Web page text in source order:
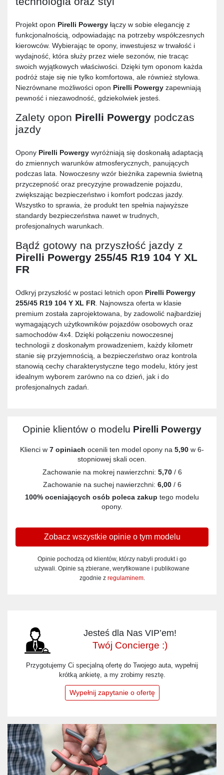
Projekt opon Pirelli Powergy łączy w sobie elegancję z
funkcjonalnością, odpowiadając na potrzeby współczesnych
kierowców. Wybierając te opony, inwestujesz w trwałość i
wydajność, która służy przez wiele sezonów, nie tracąc
swoich wyjątkowych właściwości. Dzięki tym oponom każda
podróż staje się nie tylko komfortowa, ale również stylowa.
Niezrównane możliwości opon Pirelli Powergy zapewniają
pewność i niezawodność, gdziekolwiek jesteś.
Zalety opon Pirelli Powergy podczas
jazdy
Opony Pirelli Powergy wyróżniają się doskonałą adaptacją
do zmiennych warunków atmosferycznych, panujących
podczas lata. Nowoczesny wzór bieżnika zapewnia świetną
przyczepność oraz precyzyjne prowadzenie pojazdu,
zwiększając bezpieczeństwo i komfort podczas jazdy.
Wszystko to sprawia, że produkt ten spełnia najwyższe
standardy bezpieczeństwa nawet w trudnych,
profesjonalnych warunkach.
Bądź gotowy na przyszłość jazdy z
Pirelli Powergy 255/45 R19 104 Y XL
FR
Odkryj przyszłość w postaci letnich opon Pirelli Powergy
255/45 R19 104 Y XL FR . Najnowsza oferta w klasie
premium została zaprojektowana, by zadowolić najbardziej
wymagających użytkowników pojazdów osobowych oraz
samochodów 4x4. Dzięki połączeniu nowoczesnej
technologii z doskonałym prowadzeniem, każdy kilometr
stanie się przyjemnością, a bezpieczeństwo oraz kontrola
stanowią cechy charakterystyczne tego modelu, który jest
idealnym wyborem zarówno na co dzień, jak i do
profesjonalnych zadań.
Opinie klientów o modelu Pirelli Powergy
Klienci w 7 opiniach ocenili ten model opony na 5,90 w 6-
stopniowej skali ocen.
Zachowanie na mokrej nawierzchni: 5,70/ 6
Zachowanie na suchej nawierzchni: 6,00/ 6
100% oceniających osób poleca zakup tego modelu
opony.
Zobacz wszystkie opinie o tym modelu
Opinie pochodzą od klientów, którzy nabyli produkt i go
używali. Opinie są zbierane, weryfikowane i publikowane
zgodnie z regulaminem.
Jesteś dla Nas VIP’em!
Twój Concierge :)
Przygotujemy Ci specjalną ofertę do Twojego auta, wypełnij
krótką ankietę, a my zrobimy resztę.
Wypełnij zapytanie o ofertę